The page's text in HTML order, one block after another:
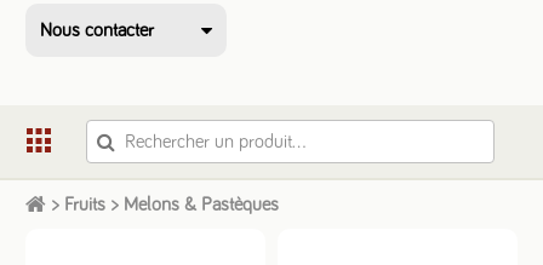
Nous contacter
> Fruits > Melons & Pastèques